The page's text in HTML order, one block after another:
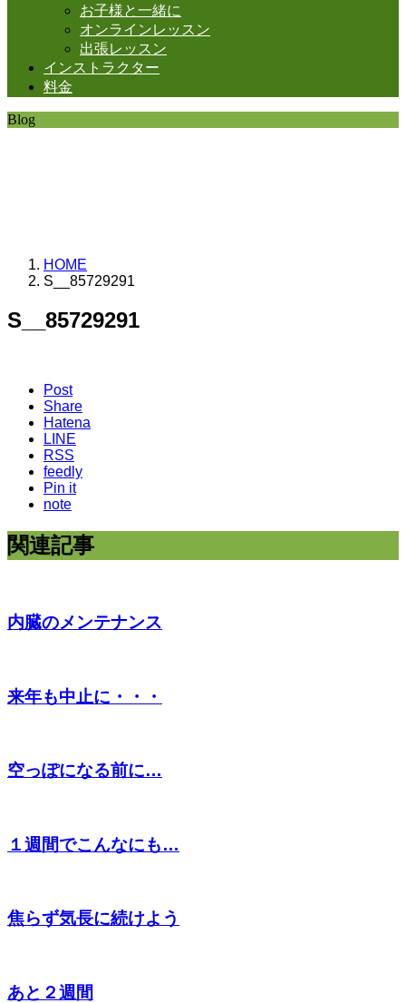
お子様と一緒に
オンラインレッスン
出張レッスン
インストラクター
料金
Blog
HOME
S__85729291
S__85729291
Post
Share
Hatena
LINE
RSS
feedly
Pin it
note
関連記事
内臓のメンテナンス
来年も中止に・・・
空っぽになる前に…
１週間でこんなにも…
焦らず気長に続けよう
あと２週間